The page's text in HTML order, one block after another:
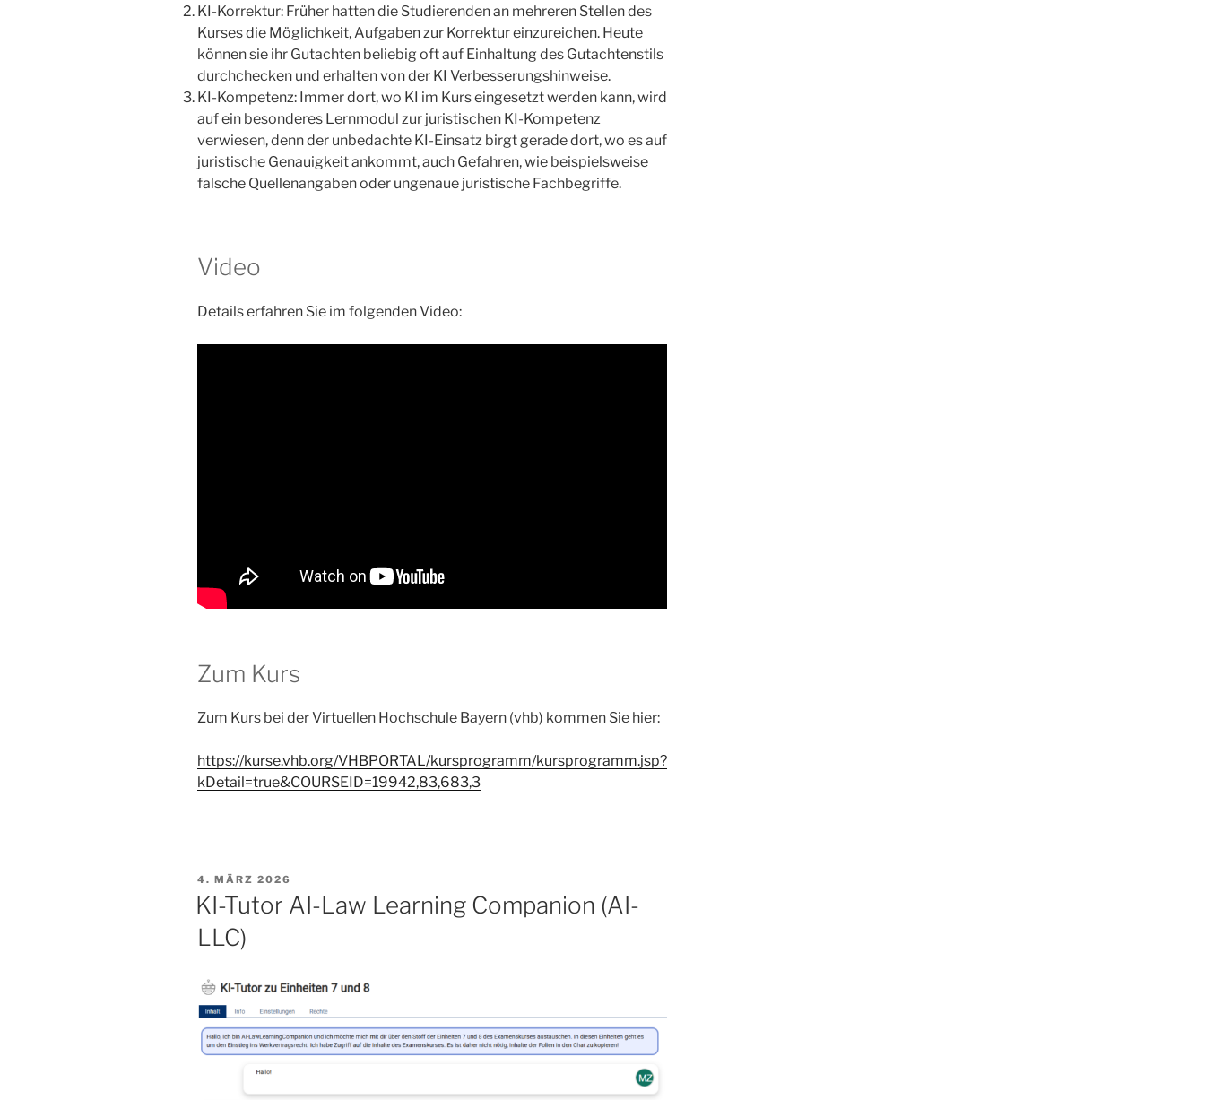
KI-Korrektur: Früher hatten die Studierenden an mehreren Stellen des
Kurses die Möglichkeit, Aufgaben zur Korrektur einzureichen. Heute
können sie ihr Gutachten beliebig oft auf Einhaltung des Gutachtenstils
durchchecken und erhalten von der KI Verbesserungshinweise.
KI-Kompetenz: Immer dort, wo KI im Kurs eingesetzt werden kann, wird
auf ein besonderes Lernmodul zur juristischen KI-Kompetenz
verwiesen, denn der unbedachte KI-Einsatz birgt gerade dort, wo es auf
juristische Genauigkeit ankommt, auch Gefahren, wie beispielsweise
falsche Quellenangaben oder ungenaue juristische Fachbegriffe.
Video
Details erfahren Sie im folgenden Video:
Zum Kurs
Zum Kurs bei der Virtuellen Hochschule Bayern (vhb) kommen Sie hier:
https://kurse.vhb.org/VHBPORTAL/kursprogramm/kursprogramm.jsp?
kDetail=true&COURSEID=19942,83,683,3
VERÖFFENTLICHT
AM
4. MÄRZ 2026
KI-Tutor AI-Law Learning Companion (AI-
LLC)